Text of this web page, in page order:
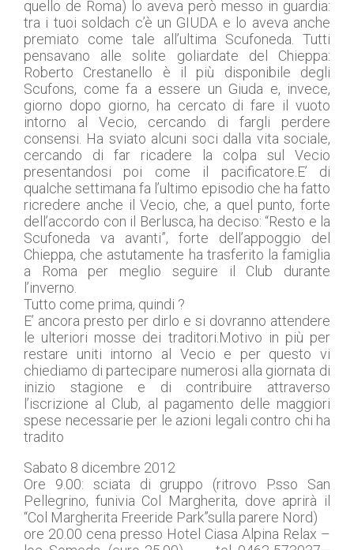
quello de Roma) lo aveva però messo in guardia:
tra i tuoi soldach c’è un GIUDA e lo aveva anche
premiato come tale all’ultima Scufoneda. Tutti
pensavano alle solite goliardate del Chieppa:
Roberto Crestanello è il più disponibile degli
Scufons, come fa a essere un Giuda e, invece,
giorno dopo giorno, ha cercato di fare il vuoto
intorno al Vecio, cercando di fargli perdere
consensi. Ha sviato alcuni soci dalla vita sociale,
cercando di far ricadere la colpa sul Vecio
presentandosi poi come il pacificatore.E’ di
qualche settimana fa l’ultimo episodio che ha fatto
ricredere anche il Vecio, che, a quel punto, forte
dell’accordo con il Berlusca, ha deciso: “Resto e la
Scufoneda va avanti”, forte dell’appoggio del
Chieppa, che astutamente ha trasferito la famiglia
a Roma per meglio seguire il Club durante
l’inverno.
Tutto come prima, quindi ?
E’ ancora presto per dirlo e si dovranno attendere
le ulteriori mosse dei traditori.Motivo in più per
restare uniti intorno al Vecio e per questo vi
chiediamo di partecipare numerosi alla giornata di
inizio stagione e di contribuire attraverso
l’iscrizione al Club, al pagamento delle maggiori
spese necessarie per le azioni legali contro chi ha
tradito
Sabato 8 dicembre 2012
Ore 9.00: sciata di gruppo (ritrovo P.sso San
Pellegrino, funivia Col Margherita, dove aprirà il
“Col Margherita Freeride Park”sulla parere Nord)
ore 20.00 cena presso Hotel Ciasa Alpina Relax –